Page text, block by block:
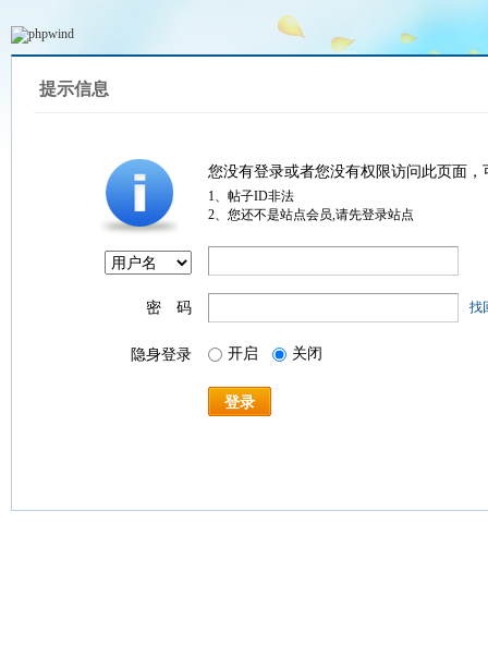
提示信息
您没有登录或者您没有权限访问此页面
1、帖子ID非法
2、您还不是站点会员,请先登录站点
密 码 找
隐身登录 开启 关闭
登录